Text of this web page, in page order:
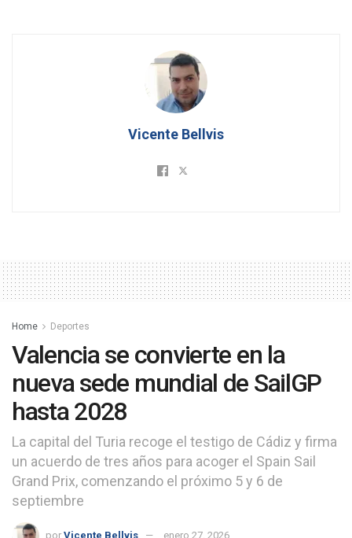
Vicente Bellvis
Home Deportes
Valencia se convierte en la
nueva sede mundial de SailGP
hasta 2028
La capital del Turia recoge el testigo de Cádiz y firma
un acuerdo de tres años para acoger el Spain Sail
Grand Prix, comenzando el próximo 5 y 6 de
septiembre
por Vicente Bellvis enero 27, 2026